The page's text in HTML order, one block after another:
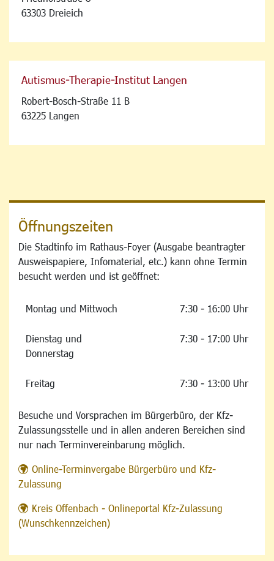
63303 Dreieich
Autismus-Therapie-Institut Langen
Robert-Bosch-Straße 11 B
63225 Langen
Öffnungszeiten
Die Stadtinfo im Rathaus-Foyer (Ausgabe beantragter
Ausweispapiere, Infomaterial, etc.) kann ohne Termin
besucht werden und ist geöffnet:
Montag und Mittwoch 7:30 - 16:00 Uhr
Dienstag und
Donnerstag
7:30 - 17:00 Uhr
Freitag 7:30 - 13:00 Uhr
Besuche und Vorsprachen im Bürgerbüro, der Kfz-
Zulassungsstelle und in allen anderen Bereichen sind
nur nach Terminvereinbarung möglich.
Online-Terminvergabe Bürgerbüro und Kfz-
Zulassung
Kreis Offenbach - Onlineportal Kfz-Zulassung
(Wunschkennzeichen)